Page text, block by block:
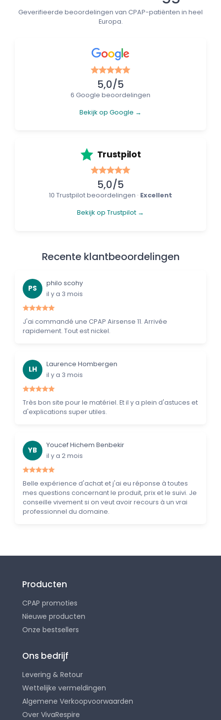
Geverifieerde beoordelingen van CPAP-patiënten in heel
Europa.
5,0/5
6 Google beoordelingen
Bekijk op Google →
Trustpilot
5,0/5
10 Trustpilot beoordelingen · Excellent
Bekijk op Trustpilot →
Recente klantbeoordelingen
PS
philo scohy
il y a 3 mois
J'ai commandé une CPAP Airsense 11. Arrivée
rapidement. Tout est nickel.
LH
Laurence Hombergen
il y a 3 mois
Très bon site pour le matériel. Et il y a plein d'astuces et
d'explications super utiles.
YB
Youcef Hichem Benbekir
il y a 2 mois
Belle expérience d'achat et j'ai eu réponse à toutes
mes questions concernant le produit, prix et le suivi. Je
conseille vivement si on veut avoir recours à un vrai
professionnel du domaine.
Producten
CPAP promoties
Nieuwe producten
Onze bestsellers
Ons bedrijf
Levering & Retour
Wettelijke vermeldingen
Algemene Verkoopvoorwaarden
Over VivaRespire